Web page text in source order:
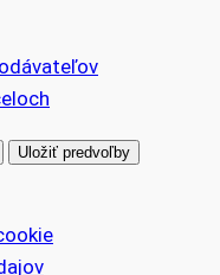
Uložiť predvoľby